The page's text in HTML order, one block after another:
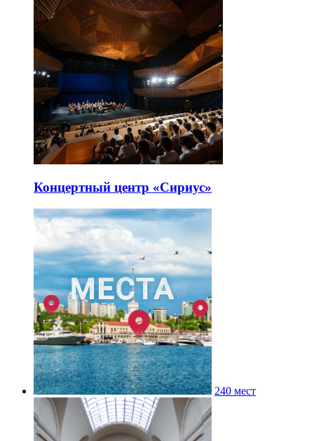
Концертный центр «Сириус»
240 мест